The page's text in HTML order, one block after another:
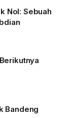
Nol: Sebuah
Bandeng